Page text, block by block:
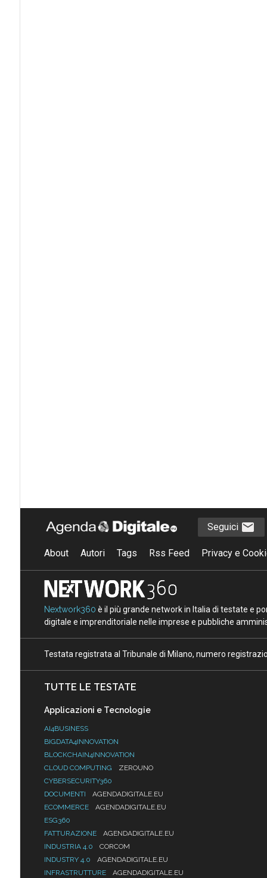
Seguici
About Autori Tags Rss Feed Privacy e
Nextwork360 è il più grande network in Italia di testate e
digitale e imprenditoriale nelle imprese e pubbliche
Testata registrata al Tribunale di Milano, numero
TUTTE LE TESTATE
Applicazioni e Tecnologie
AI4BUSINESS
BIGDATA4INNOVATION
BLOCKCHAIN4INNOVATION
CLOUD COMPUTING
ZEROUNO
CYBERSECURITY360
DOCUMENTI
AGENDADIGITALE.EU
ECOMMERCE
AGENDADIGITALE.EU
ESG360
FATTURAZIONE
AGENDADIGITALE.EU
INDUSTRIA 4.0
CORCOM
INDUSTRY 4.0
AGENDADIGITALE.EU
INFRASTRUTTURE
AGENDADIGITALE.EU